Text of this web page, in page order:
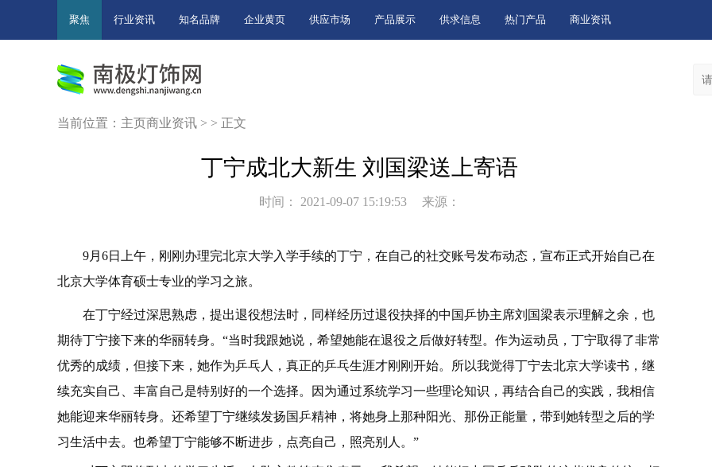
聚焦 行业资讯 知名品牌 企业黄页 供应市场 产品展示 供求信息 热门产品 商业资讯
当前位置： 主页商业资讯 > > 正文
丁宁成北大新生 刘国梁送上寄语
时间： 2021-09-07 15:19:53 来源：
9月6日上午，刚刚办理完北京大学入学手续的丁宁，在自己的社交账号发布动态，宣布正式开始自己在
北京大学体育硕士专业的学习之旅。
在丁宁经过深思熟虑，提出退役想法时，同样经历过退役抉择的中国乒协主席刘国梁表示理解之余，也
期待丁宁接下来的华丽转身。“当时我跟她说，希望她能在退役之后做好转型。作为运动员，丁宁取得了非常
优秀的成绩，但接下来，她作为乒乓人，真正的乒乓生涯才刚刚开始。所以我觉得丁宁去北京大学读书，继
续充实自己、丰富自己是特别好的一个选择。因为通过系统学习一些理论知识，再结合自己的实践，我相信
她能迎来华丽转身。还希望丁宁继续发扬国乒精神 ，将她身上那种阳光、那份正能量，带到她转型之后的学
习生活中去。也希望丁宁能够不断进步，点亮自己，照亮别人。”